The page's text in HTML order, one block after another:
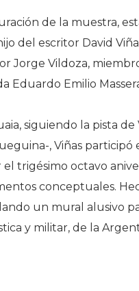
de la muestra,
del escritor David
Jorge Vildoza,
Eduardo Emilio
siguiendo la pista
, Viñas
el trigésimo octavo
conceptuales.
un mural alusivo
y militar, de la